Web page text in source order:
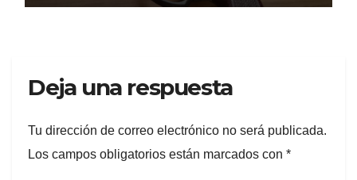
Deja una respuesta
Tu dirección de correo electrónico no será publicada.
Los campos obligatorios están marcados con *